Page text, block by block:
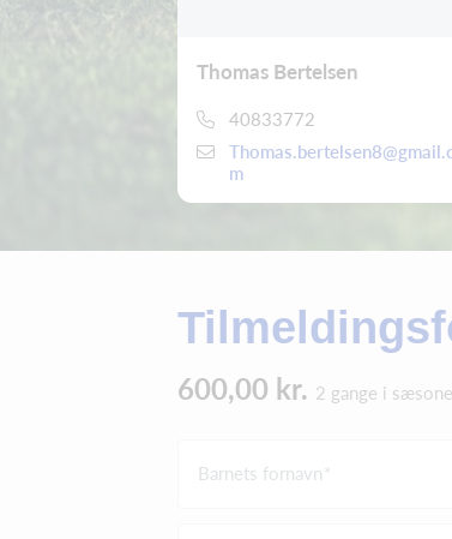
Thomas Bertelsen
40833772
m
600,00 kr. 2 gange i
Barnets fornavn